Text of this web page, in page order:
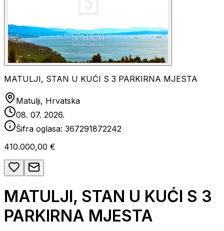
MATULJI, STAN U KUĆI S 3 PARKIRNA MJESTA
Matulji, Hrvatska
08. 07. 2026.
Šifra oglasa: 367291872242
410.000,00 €
MATULJI, STAN U KUĆI S 3
PARKIRNA MJESTA